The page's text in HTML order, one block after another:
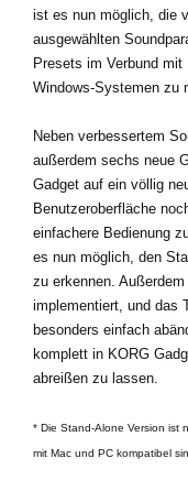
ist es nun möglich, die
ausgewählten
Presets im Verbund
Windows-Systemen zu
Neben verbessertem
außerdem sechs neue
Gadget auf ein völlig
Benutzeroberfläche
einfachere Bedienung
es nun möglich, den
zu erkennen.
implementiert, und das
besonders einfach
komplett in KORG
abreißen zu lassen.
* Die Stand-Alone Version ist
mit Mac und PC kompatibel